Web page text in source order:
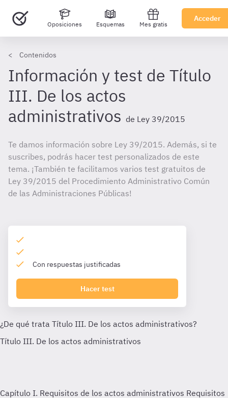
Oposiciones Esquemas Mes gratis
Acceder
Contenidos
Información y test de Título
III. De los actos
administrativos de Ley 39/2015
Te damos información sobre Ley 39/2015. Además, si te
suscribes, podrás hacer test personalizados de este
tema. ¡También te facilitamos varios test gratuitos de
Ley 39/2015 del Procedimiento Administrativo Común
de las Administraciones Públicas!
Con respuestas justificadas
Hacer test
Capítulo I. Requisitos de los actos administrativos Requisitos